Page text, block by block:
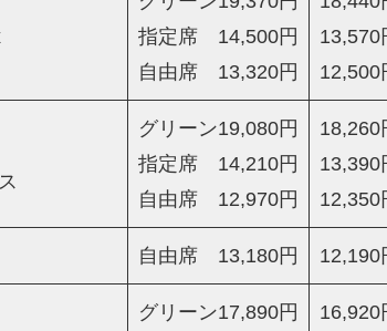
指定席 14,500円
自由席 13,320円
13,570
12,500
グリーン19,080円
指定席 14,210円
自由席 12,970円
18,260
13,390
12,350
自由席 13,180円 12,190
グリーン17,890円
16,920